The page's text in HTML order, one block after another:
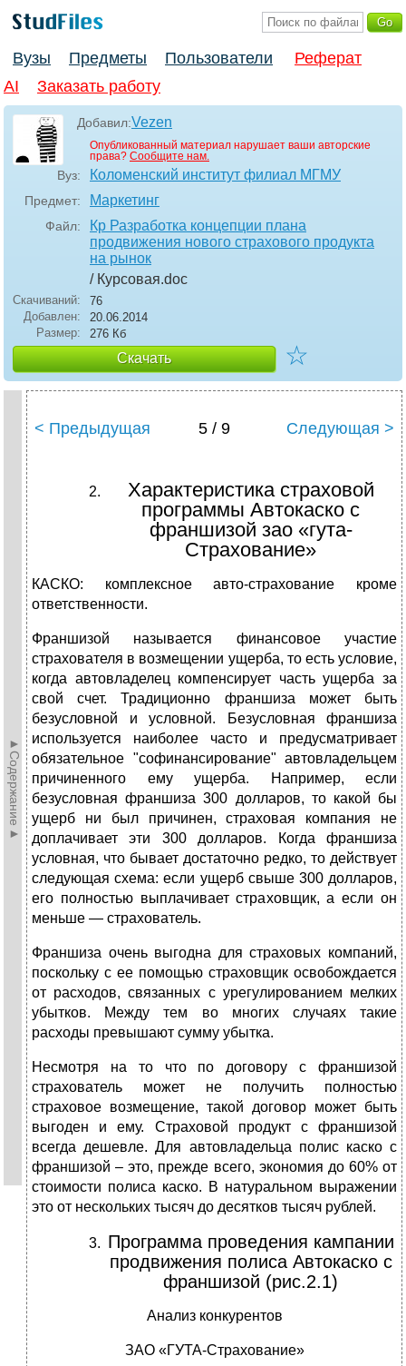
Вузы Предметы Пользователи
Реферат
AI
Заказать работу
Добавил:Vezen
Опубликованный материал нарушает ваши авторские
права? Сообщите нам.
Вуз: Коломенский институт филиал МГМУ
Предмет: Маркетинг
Файл:
Кр Разработка концепции плана
продвижения нового страхового продукта
на рынок
/ Курсовая.doc
Скачиваний:
76
Добавлен:
20.06.2014
Размер:
276 Кб
Скачать ☆
►Содержание►
< Предыдущая 5 / 9 Следующая >
Характеристика страховой
программы Автокаско с
франшизой зао «гута-
Страхование»
КАСКО: комплексное авто-страхование кроме
ответственности.
Франшизой называется финансовое участие
страхователя в возмещении ущерба, то есть условие,
когда автовладелец компенсирует часть ущерба за
свой счет. Традиционно франшиза может быть
безусловной и условной. Безусловная франшиза
используется наиболее часто и предусматривает
обязательное "софинансирование" автовладельцем
причиненного ему ущерба. Например, если
безусловная франшиза 300 долларов, то какой бы
ущерб ни был причинен, страховая компания не
доплачивает эти 300 долларов. Когда франшиза
условная, что бывает достаточно редко, то действует
следующая схема: если ущерб свыше 300 долларов,
его полностью выплачивает страховщик, а если он
меньше — страхователь.
Франшиза очень выгодна для страховых компаний,
поскольку с ее помощью страховщик освобождается
от расходов, связанных с урегулированием мелких
убытков. Между тем во многих случаях такие
расходы превышают сумму убытка.
Несмотря на то что по договору с франшизой
страхователь может не получить полностью
страховое возмещение, такой договор может быть
выгоден и ему. Страховой продукт с франшизой
всегда дешевле. Для автовладельца полис каско с
франшизой – это, прежде всего, экономия до 60% от
стоимости полиса каско. В натуральном выражении
это от нескольких тысяч до десятков тысяч рублей.
Программа проведения кампании
продвижения полиса Автокаско с
франшизой (рис.2.1)
Анализ конкурентов
ЗАО «ГУТА-Страхование»